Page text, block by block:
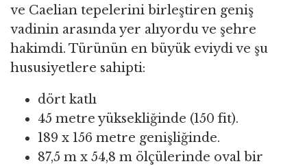
ve Caelian tepelerini birleştiren geniş
vadinin arasında yer alıyordu ve şehre
hakimdi. Türünün en büyük eviydi ve şu
hususiyetlere sahipti:
dört katlı
45 metre yüksekliğinde (150 fit).
189 x 156 metre genişliğinde.
87,5 m x 54,8 m ölçülerinde oval bir